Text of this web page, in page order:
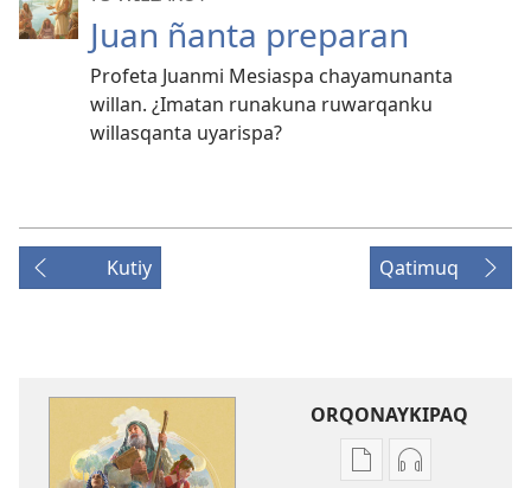
Juan ñanta preparan
Profeta Juanmi Mesiaspa chayamunanta
willan. ¿Imatan runakuna ruwarqanku
willasqanta uyarispa?
Kutiy Qatimuq
ORQONAYKIPAQ
KaypiKaypin